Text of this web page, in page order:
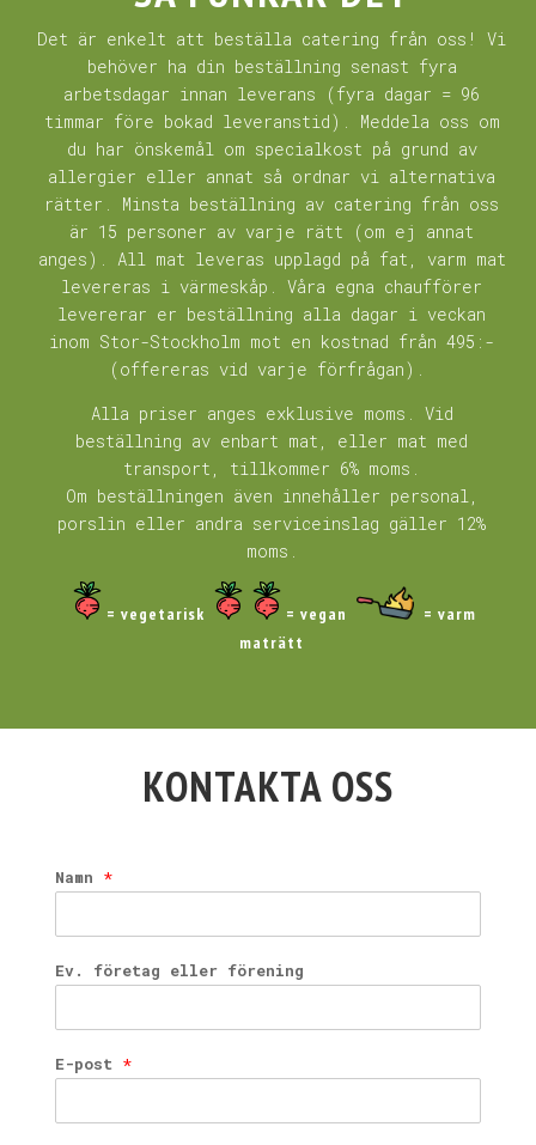
Det är enkelt att beställa catering från oss! Vi
behöver ha din beställning senast fyra
arbetsdagar innan leverans (fyra dagar = 96
timmar före bokad leveranstid). Meddela oss om
du har önskemål om specialkost på grund av
allergier eller annat så ordnar vi alternativa
rätter. Minsta beställning av catering från oss
är 15 personer av varje rätt (om ej annat
anges). All mat leveras upplagd på fat, varm mat
levereras i värmeskåp. Våra egna chaufförer
levererar er beställning alla dagar i veckan
inom Stor-Stockholm mot en kostnad från 495:-
(offereras vid varje förfrågan).
Alla priser anges exklusive moms. Vid
beställning av enbart mat, eller mat med
transport, tillkommer 6% moms.
Om beställningen även innehåller personal,
porslin eller andra serviceinslag gäller 12%
moms.
= vegetarisk = vegan
= varm
maträtt
KONTAKTA OSS
Namn *
Ev. företag eller förening
E-post *